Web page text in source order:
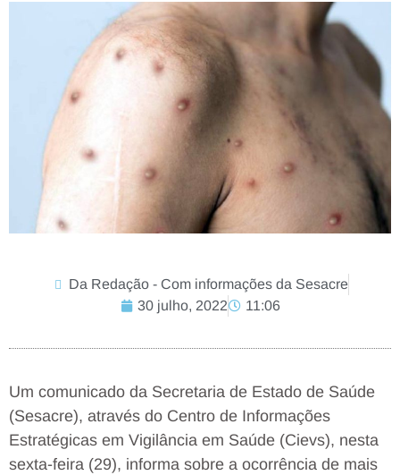
Da Redação - Com informações da Sesacre
30 julho, 2022
11:06
Um comunicado da Secretaria de Estado de Saúde
(Sesacre), através do Centro de Informações
Estratégicas em Vigilância em Saúde (Cievs), nesta
sexta-feira (29), informa sobre a ocorrência de mais